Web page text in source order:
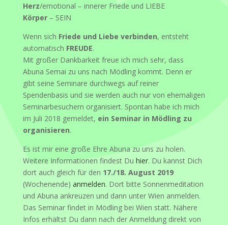
Herz/emotional – innerer Friede und LIEBE
Körper– SEIN
Wenn sich Friede und Liebe verbinden, entsteht
automatisch FREUDE.
Mit großer Dankbarkeit freue ich mich sehr, dass
Abuna Semai zu uns nach Mödling kommt. Denn er
gibt seine Seminare durchwegs auf reiner
Spendenbasis und sie werden auch nur von ehemaligen
Seminarbesuchern organisiert. Spontan habe ich mich
im Juli 2018 gemeldet, ein Seminar in Mödling zu
organisieren.
Es ist mir eine große Ehre Abuna zu uns zu holen.
Weitere Informationen findest Du hier. Du kannst Dich
dort auch gleich für den 17./18. August 2019
(Wochenende) anmelden. Dort bitte Sonnenmeditation
und Abuna ankreuzen und dann unter Wien anmelden.
Das Seminar findet in Mödling bei Wien statt. Nähere
Infos erhältst Du dann nach der Anmeldung direkt von